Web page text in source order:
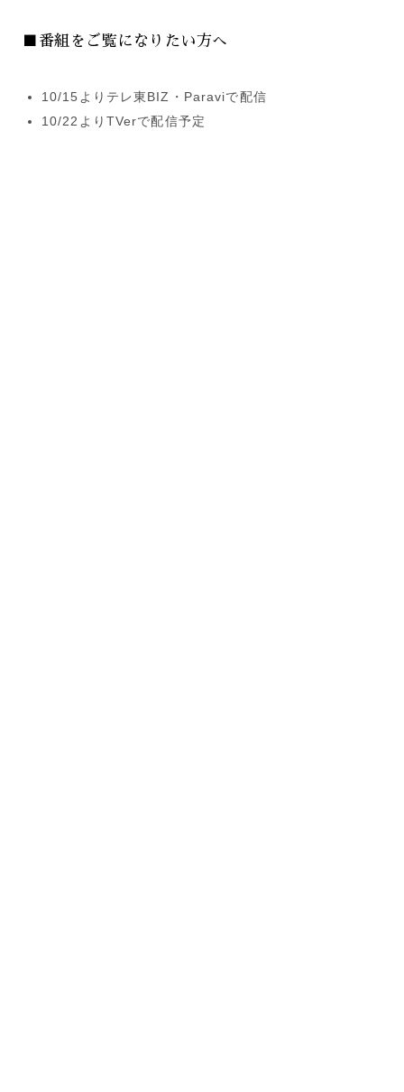
■番組をご覧になりたい方へ
10/15よりテレ東BIZ・Paraviで配信
10/22よりTVerで配信予定